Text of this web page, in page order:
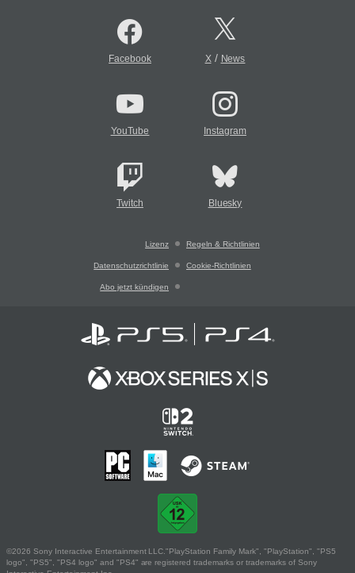
Facebook X/ News
YouTube Instagram
Twitch Bluesky
Lizenz Regeln & Richtlinien
Datenschutzrichtlinie Cookie-Richtlinien
Abo jetzt kündigen
©2026 Sony Interactive Entertainment LLC."PlayStation Family Mark", "PlayStation", "PS5
logo", "PS5", "PS4 logo" and "PS4" are registered trademarks or trademarks of Sony